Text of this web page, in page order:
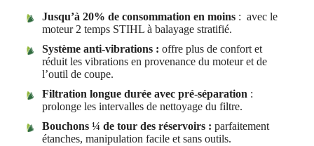
Jusqu’à 20% de consommation en moins : avec le
moteur 2 temps STIHL à balayage stratifié.
Système anti-vibrations : offre plus de confort et
réduit les vibrations en provenance du moteur et de
l’outil de coupe.
Filtration longue durée avec pré-séparation :
prolonge les intervalles de nettoyage du filtre.
Bouchons ¼ de tour des réservoirs : parfaitement
étanches, manipulation facile et sans outils.